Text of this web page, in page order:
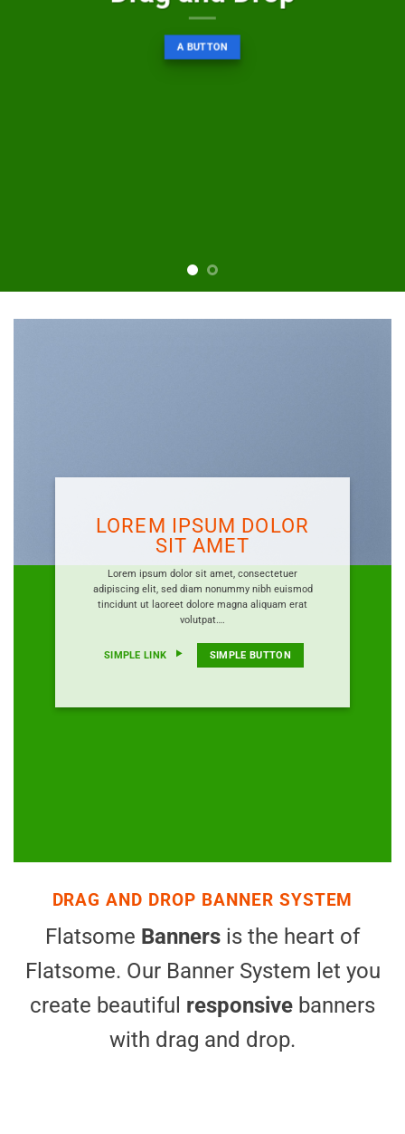
A BUTTON
LOREM IPSUM DOLOR
SIT AMET
Lorem ipsum dolor sit amet, consectetuer
adipiscing elit, sed diam nonummy nibh euismod
tincidunt ut laoreet dolore magna aliquam erat
volutpat….
SIMPLE LINK SIMPLE BUTTON
DRAG AND DROP BANNER SYSTEM
Flatsome Banners is the heart of
Flatsome. Our Banner System let you
create beautiful responsive banners
with drag and drop.